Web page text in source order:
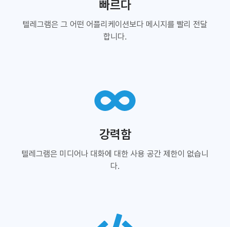
빠르다
텔레그램은 그 어떤 어플리케이션보다 메시지를 빨리 전달
합니다.
강력함
텔레그램은 미디어나 대화에 대한 사용 공간 제한이 없습니
다.